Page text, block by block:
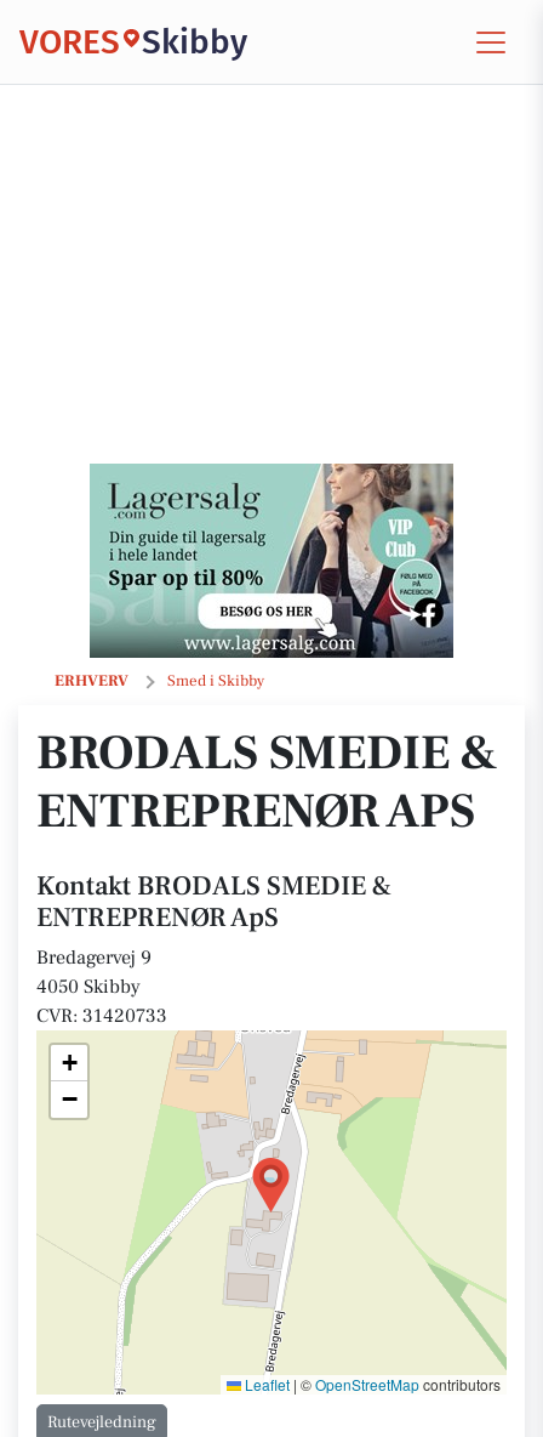
VORES Skibby
ERHVERV Smed i Skibby
BRODALS SMEDIE & ENTREPRENØR ApS
BRODALS SMEDIE &
ENTREPRENØR APS
Kontakt BRODALS SMEDIE &
ENTREPRENØR ApS
Bredagervej 9
4050 Skibby
CVR: 31420733
+
−
Leaflet | ©OpenStreetMapcontributors
Rutevejledning